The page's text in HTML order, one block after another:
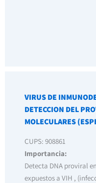
VIRUS DE
DETECCION DEL
MOLECULARES
CUPS: 908861
Importancia:
Detecta DNA proviral
expuestos a VIH ,